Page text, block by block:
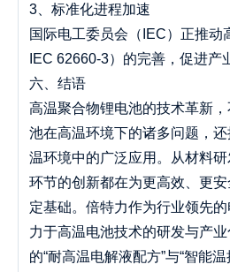
3、标准化进程加速
国际电工委员会（IEC）正推动
IEC 62660-3）的完善，促进产
六、结语
高温聚合物锂电池的技术革新
池在高温环境下的诸多问题，
温环境中的广泛应用。从材料
环节的创新都在为更高效、更
定基础。倍特力作为行业领先
力于高温电池技术的研发与产
的“耐高温电解液配方”与“智能